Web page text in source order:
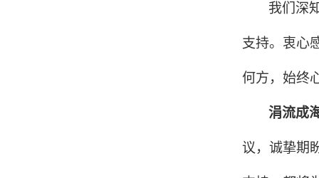
我们深
支持。衷心
何方，始终
涓流成
议，诚挚期